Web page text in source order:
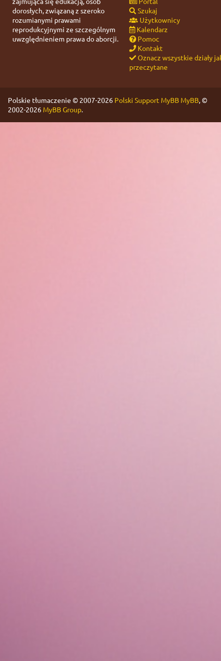
dorosłych, związaną z szeroko
rozumianymi prawami
reprodukcyjnymi ze szczególnym
uwzględnieniem prawa do aborcji.
Szukaj
Użytkownicy
Kalendarz
Pomoc
Kontakt
Oznacz wszystkie działy
przeczytane
Polskie tłumaczenie © 2007-2026 Polski Support MyBB MyBB, ©
2002-2026 MyBB Group.